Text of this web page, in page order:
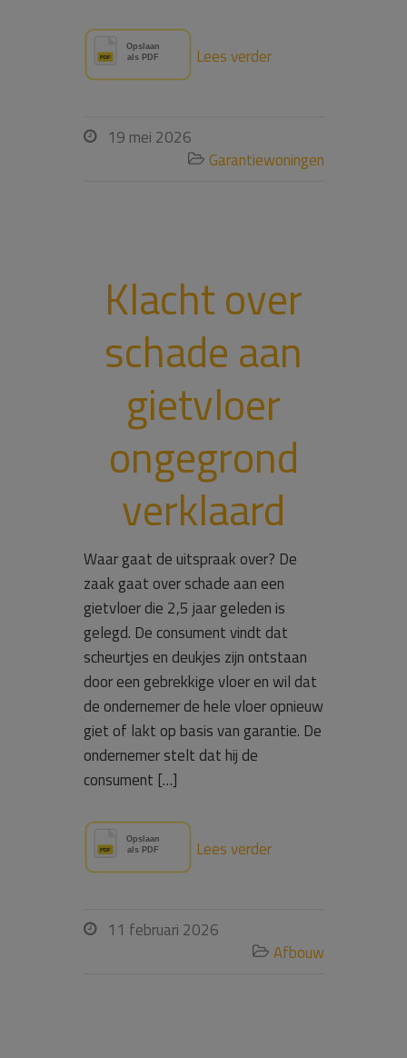
Lees verder
 19 mei 2026
 Garantiewoningen
Klacht over
schade aan
gietvloer
ongegrond
verklaard
Waar gaat de uitspraak over? De
zaak gaat over schade aan een
gietvloer die 2,5 jaar geleden is
gelegd. De consument vindt dat
scheurtjes en deukjes zijn ontstaan
door een gebrekkige vloer en wil dat
de ondernemer de hele vloer opnieuw
giet of lakt op basis van garantie. De
ondernemer stelt dat hij de
consument […]
Lees verder
 11 februari 2026
 Afbouw